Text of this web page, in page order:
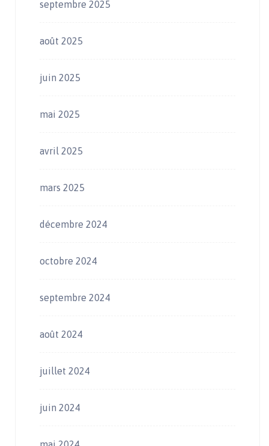
septembre 2025
août 2025
juin 2025
mai 2025
avril 2025
mars 2025
décembre 2024
octobre 2024
septembre 2024
août 2024
juillet 2024
juin 2024